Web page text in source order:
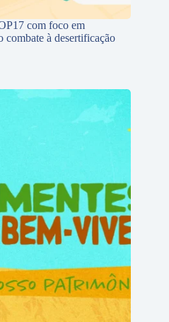
com foco em
combate à desertificação